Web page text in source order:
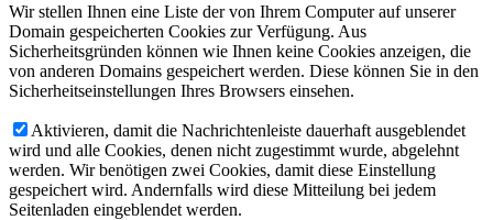
Wir stellen Ihnen eine Liste der von Ihrem Computer auf unserer
Domain gespeicherten Cookies zur Verfügung. Aus
Sicherheitsgründen können wie Ihnen keine Cookies anzeigen, die
von anderen Domains gespeichert werden. Diese können Sie in den
Sicherheitseinstellungen Ihres Browsers einsehen.
Aktivieren, damit die Nachrichtenleiste dauerhaft ausgeblendet
wird und alle Cookies, denen nicht zugestimmt wurde, abgelehnt
werden. Wir benötigen zwei Cookies, damit diese Einstellung
gespeichert wird. Andernfalls wird diese Mitteilung bei jedem
Seitenladen eingeblendet werden.